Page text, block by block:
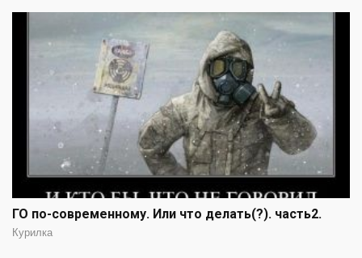
ГО по-современному. Или что делать(?). часть2.
Курилка